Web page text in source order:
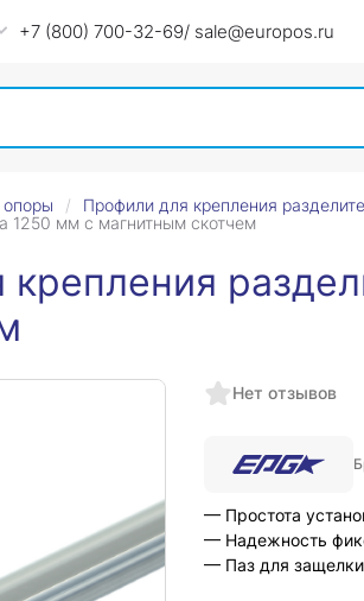
+7 (800) 700-32-69/ sale@europos.ru
опоры
Профили для крепления
1250 мм с магнитным скотчем
Нет отзывов
— Простота
— Надежность
— Паз для